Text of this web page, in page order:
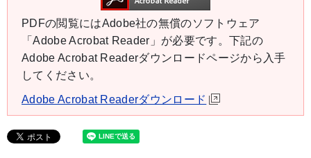
PDFの閲覧にはAdobe社の無償のソフトウェア
「Adobe Acrobat Reader」が必要です。下記の
Adobe Acrobat Readerダウンロードページから入手
してください。
Adobe Acrobat Readerダウンロード